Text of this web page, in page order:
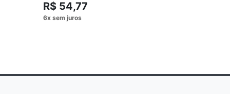
R$ 54,77